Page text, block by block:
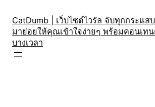
content
CatDumb | เว็บไซต์ไวรัล จับทุกกระแส
มาย่อยให้คุณเข้าใจง่ายๆ พร้อมคอนเท
บางเวลา